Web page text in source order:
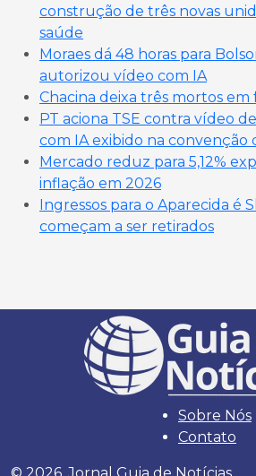
construção de três novas
saúde
Moraes dá 48 horas para
autorizou vídeo com IA
Chacina deixa três mortos em
PT aciona TSE contra vídeo
com IA exibido na convenção
Mercado reduz para 5,12%
inflação em 2026
Ingressos para o Aparecida é
começam a ser retirados
Sobre Nós
Contato